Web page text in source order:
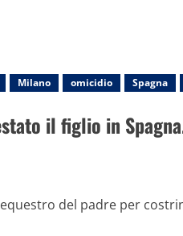
Milano omicidio Spagna
il figlio in
del padre per